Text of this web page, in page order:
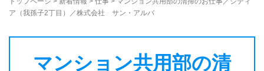
ア（我孫子2丁目）／株式会社 サン・アルバ
マンション共用部の清